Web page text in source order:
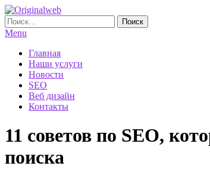
Skip
To
Content
Originalweb
Создание и продвижение сайтов
Найти:
Menu
Главная
Наши услуги
Новости
SEO
Веб дизайн
Контакты
11 советов по SEO,
поиска